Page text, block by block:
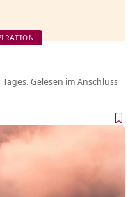
Gelesen im Anschluss